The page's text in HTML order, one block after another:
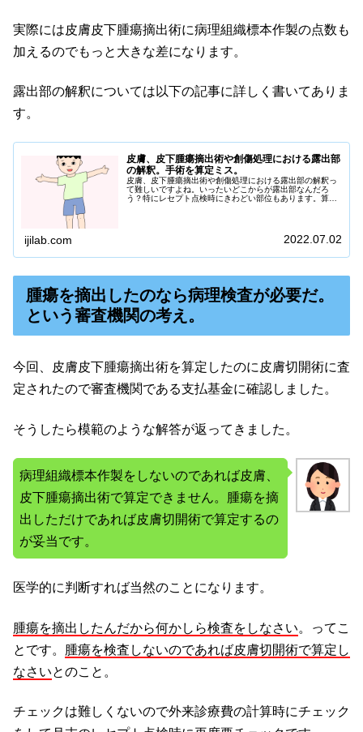
実際には皮膚皮下腫瘍摘出術に病理組織標本作製の点数も
加えるのでもっと大きな差になります。
露出部の解釈については以下の記事に詳しく書いてありま
す。
皮膚、皮下腫瘍摘出術や創傷処理における露出部
の解釈。手術を算定ミス。
皮膚、皮下腫瘍摘出術や創傷処理における露出部の解釈っ
て難しいですよね。いったいどこからが露出部なんだろ
う？特にレセプト点検時にきわどい部位もあります。算定
ijilab.com 2022.07.02
腫瘍を摘出したのなら病理検査が必要だ。
という審査機関の考え。
今回、皮膚皮下腫瘍摘出術を算定したのに皮膚切開術に査
定されたので審査機関である支払基金に確認しました。
そうしたら模範のような解答が返ってきました。
病理組織標本作製をしないのであれば皮膚、
皮下腫瘍摘出術で算定できません。腫瘍を摘
出しただけであれば皮膚切開術で算定するの
が妥当です。
医学的に判断すれば当然のことになります。
腫瘍を摘出したんだから何かしら検査をしなさい。ってこ
とです。 腫瘍を検査しないのであれば皮膚切開術で算定し
なさいとのこと。
チェックは難しくないので外来診療費の計算時にチェック